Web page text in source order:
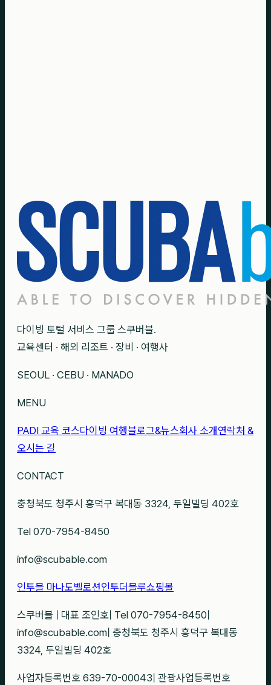
다이빙 토털 서비스 그룹 스쿠버블.
교육센터 · 해외 리조트 · 장비 · 여행사
SEOUL · CEBU · MANADO
MENU
PADI 교육 코스다이빙 여행블로그&뉴스회사 소개 연락처 &
오시는 길
CONTACT
충청북도 청주시 흥덕구 복대동 3324, 두일빌딩 402호
Tel 070-7954-8450
info@scubable.com
인투블 마나도벨로션인투더블루쇼핑몰
스쿠버블 대표 조인호 Tel 070-7954-8450
info@scubable.com 충청북도 청주시 흥덕구 복대동
3324, 두일빌딩 402호
사업자등록번호 639-70-00043 관광사업등록번호